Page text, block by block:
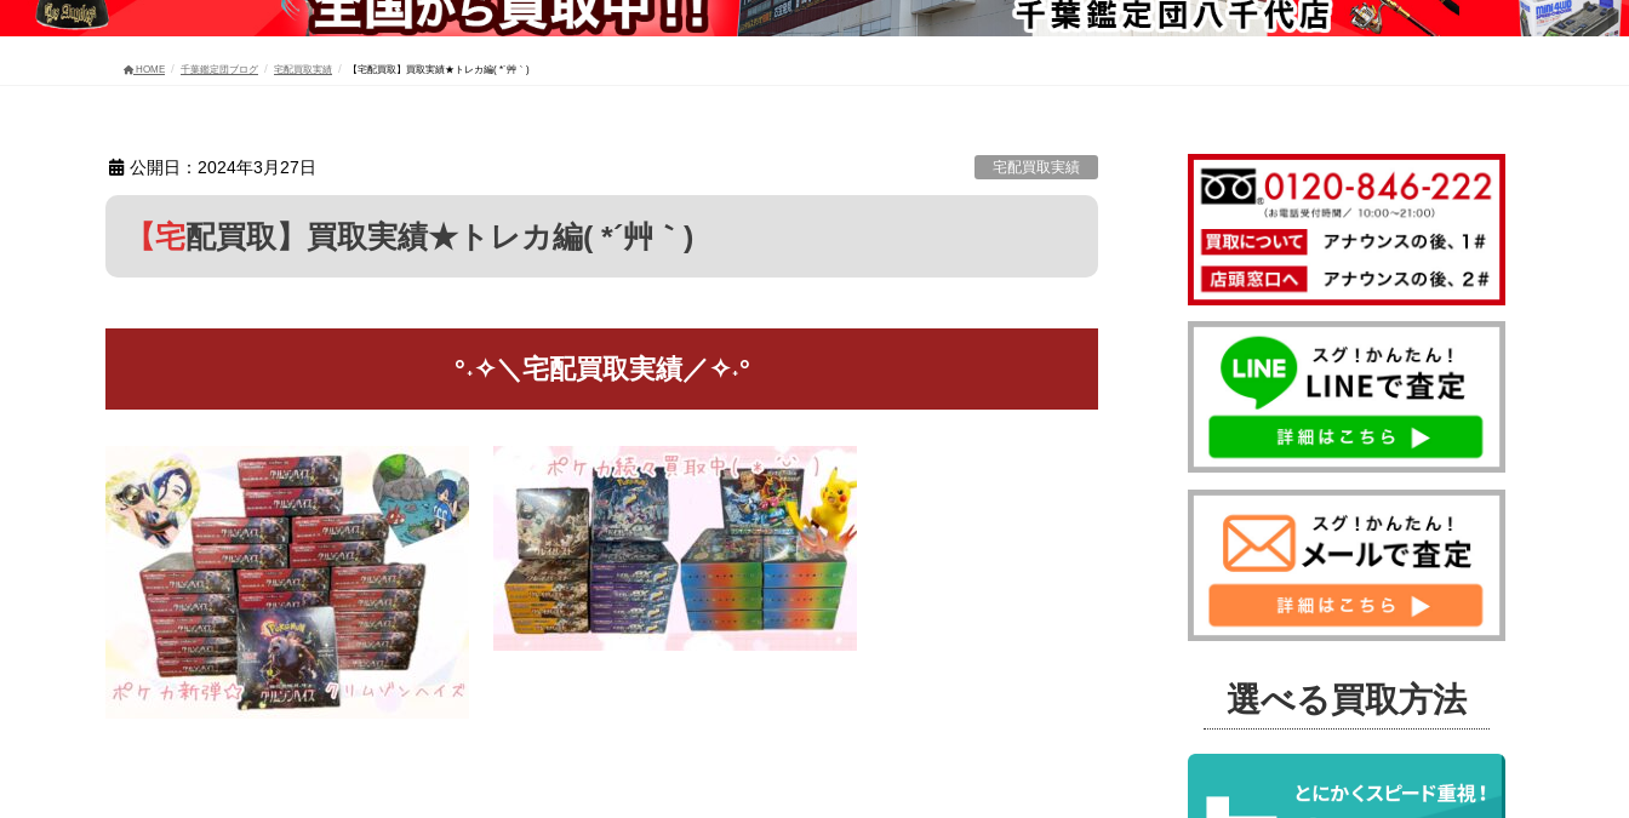
HOME 千葉鑑定団ブログ 宅配買取実績 【宅配買取】買取実績★トレカ編( *´艸｀)
公開日：2024年3月27日 宅配買取実績
【宅配買取】買取実績★トレカ編( *´艸｀)
°˖✧＼宅配買取実績／✧˖°
選べる買取方法